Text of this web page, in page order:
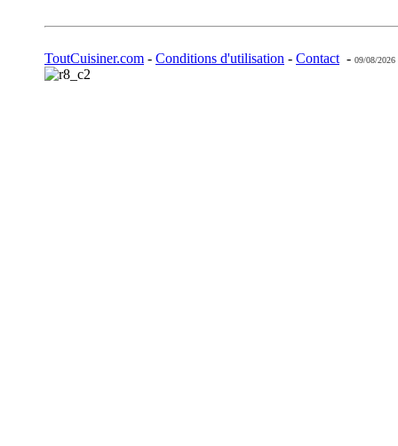
ToutCuisiner.com - Conditions d'utilisation - Contact - 09/08/2026